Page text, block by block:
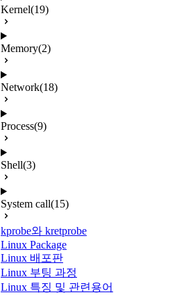
Kernel(19)
Memory(2)
Network(18)
Process(9)
Shell(3)
System call(15)
kprobe와 kretprobe
Linux Package
Linux 배포판
Linux 부팅 과정
Linux 특징 및 관련용어